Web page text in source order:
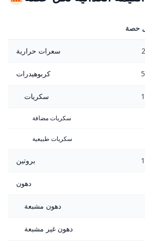
حصة
سعرات حرارية
كربوهيدرات
سكريات
سكريات مضافة
سكريات طبيعية
بروتين
دهون
دهون مشبعة
دهون غير مشبعة